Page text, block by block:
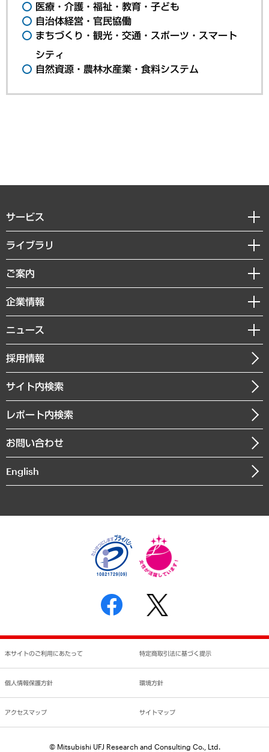
医療・介護・福祉・教育・子ども
自治体経営・官民協働
まちづくり・観光・交通・スポーツ・スマート
シティ
自然資源・農林水産業・食料システム
サービス
経営戦略
組織・人事戦略
デジタルイノベーション
共生・ダイバーシティ
GRC（ガバナンス・リスク・コンプライアンス）・防災（政策）
経済・産業・雇用・労働
まちづくり・観光・交通・スポーツ・スマートシティ
自然資源・農林水産業・食料システム
ライブラリ
経済調査
レポート
コラム
経営用語集
受託・受注実績（官公庁関連）
メディア掲載・出演
ご案内
セミナー・イベント情報
MUFGビジネスセミナー
受託案件情報
企業情報
私たちの想い
社長メッセージ
会社概要
沿革
組織図・本部部室紹介
インドネシア現地法人
個人情報保護方針
反社会的勢力に対する基本方針
書面による個人情報の開示等の請求の手続きについて
ニュース
ニュースリリース
お知らせ
採用情報
サイト内検索
レポート内検索
お問い合わせ
English
本サイトのご利用にあたって 特定商取引法に基づく提示
個人情報保護方針 環境方針
アクセスマップ サイトマップ
© Mitsubishi UFJ Research and Consulting Co., Ltd.